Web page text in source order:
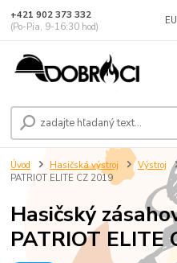
+421 902 373 332
(Po-Pia, 9-16:30 hod)
Úvod Hasičská výstroj Výstroj
PATRIOT ELITE CZ 2019
Hasičský
PATRIOT ELITE